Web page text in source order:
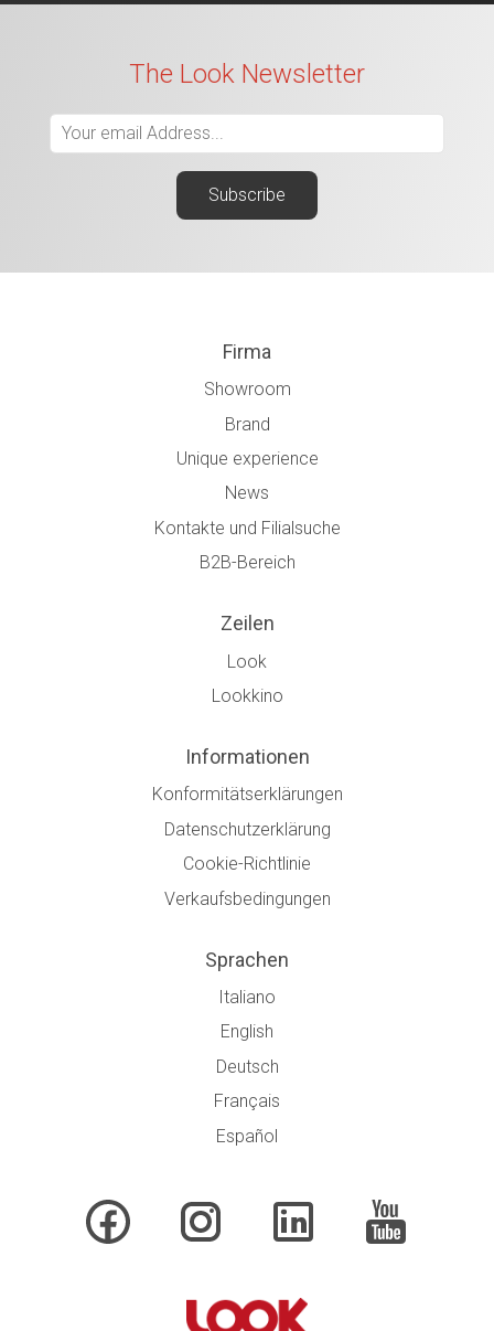
The Look Newsletter
Firma
Showroom
Brand
Unique experience
News
Kontakte und Filialsuche
B2B-Bereich
Zeilen
Look
Lookkino
Informationen
Konformitätserklärungen
Datenschutzerklärung
Cookie-Richtlinie
Verkaufsbedingungen
Sprachen
Italiano
English
Deutsch
Français
Español